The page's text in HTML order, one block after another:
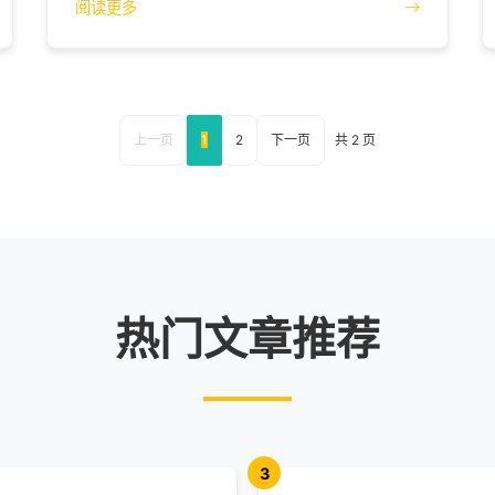
阅读更多
上一页 1 2 下一页 共 2 页
热门文章推荐
3